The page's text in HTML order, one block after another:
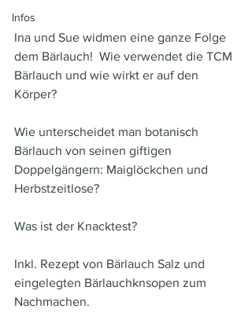
Infos
Ina und Sue widmen eine ganze Folge
dem Bärlauch!  Wie verwendet die TCM
Bärlauch und wie wirkt er auf den
Körper?
Wie unterscheidet man botanisch
Bärlauch von seinen giftigen
Doppelgängern: Maiglöckchen und
Herbstzeitlose?
Was ist der Knacktest?
Inkl. Rezept von Bärlauch Salz und
eingelegten Bärlauchknsopen zum
Nachmachen.